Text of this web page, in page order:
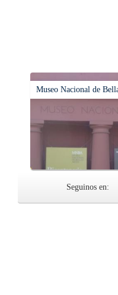
Museo Nacional de
Seguinos en: